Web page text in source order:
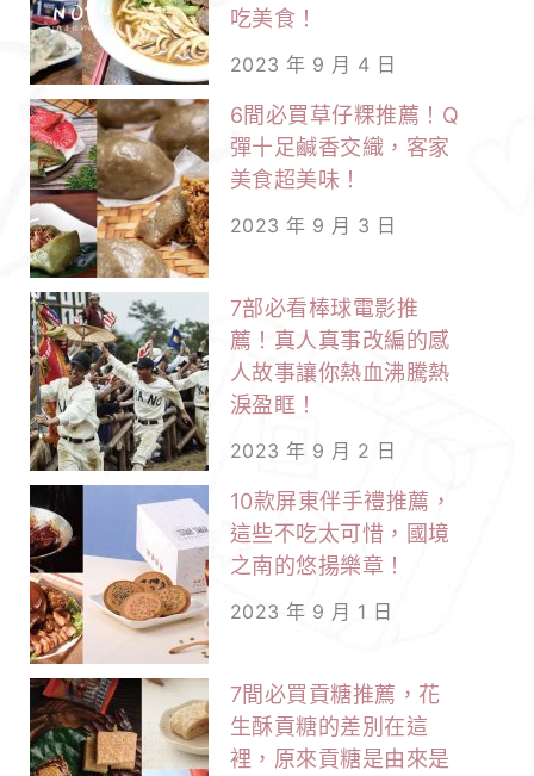
吃美食！
2023 年 9 月 4 日
6間必買草仔粿推薦！Q
彈十足鹹香交織，客家
美食超美味！
2023 年 9 月 3 日
7部必看棒球電影推
薦！真人真事改編的感
人故事讓你熱血沸騰熱
淚盈眶！
2023 年 9 月 2 日
10款屏東伴手禮推薦，
這些不吃太可惜，國境
之南的悠揚樂章！
2023 年 9 月 1 日
7間必買貢糖推薦，花
生酥貢糖的差別在這
裡，原來貢糖是由來是